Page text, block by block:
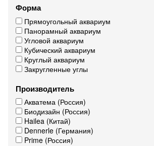
Форма
Прямоугольный аквариум
Панорамный аквариум
Угловой аквариум
Кубический аквариум
Круглый аквариум
Закругленные углы
Производитель
Акватема (Россия)
Биодизайн (Россия)
Hailea (Китай)
Dennerle (Германия)
Prime (Россия)